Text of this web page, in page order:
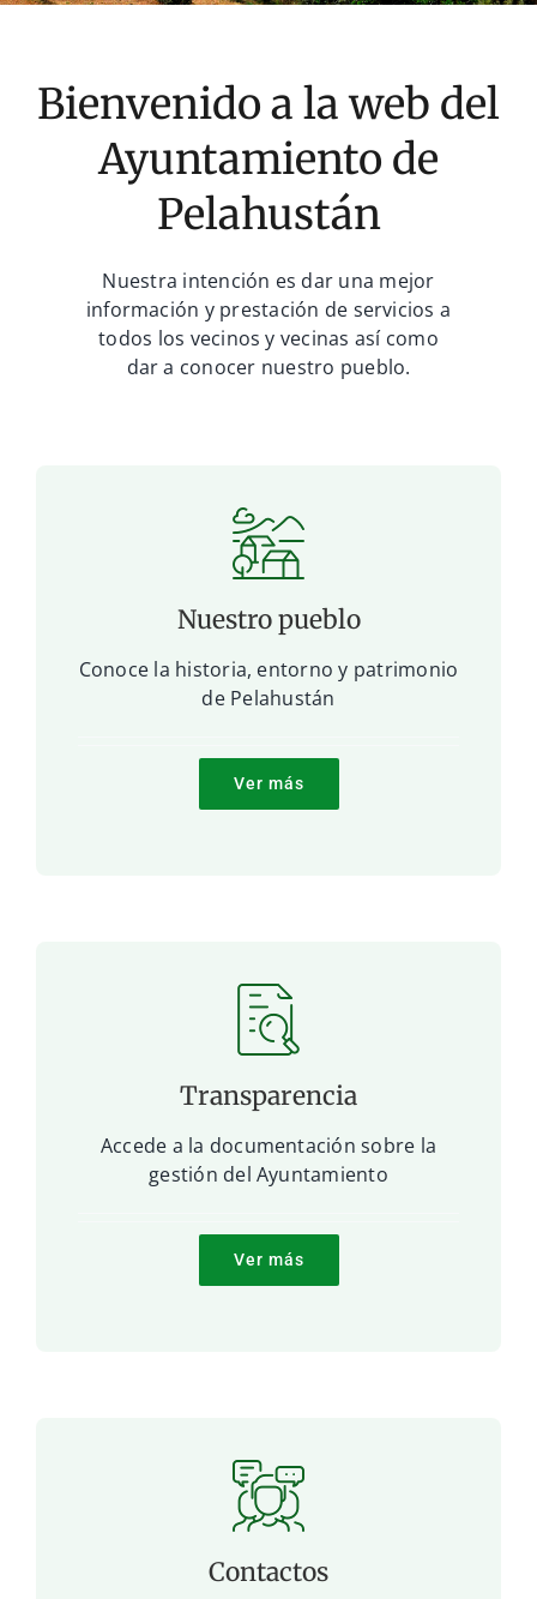
Bienvenido a la web del
Ayuntamiento de
Pelahustán
Nuestra intención es dar una mejor
información y prestación de servicios a
todos los vecinos y vecinas así como
dar a conocer nuestro pueblo.
Nuestro pueblo
Conoce la historia, entorno y patrimonio
de Pelahustán
Ver más
Transparencia
Accede a la documentación sobre la
gestión del Ayuntamiento
Ver más
Contactos